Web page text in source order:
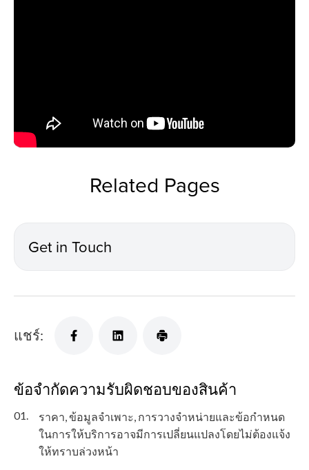
Related Pages
Get in Touch
แชร์:
ข้อจำกัดความรับผิดชอบของสินค้า
01.
ราคา, ข้อมูลจำเพาะ, การวางจำหน่ายและข้อกำหนด
ในการให้บริการอาจมีการเปลี่ยนแปลงโดยไม่ต้องแจ้ง
ให้ทราบล่วงหน้า